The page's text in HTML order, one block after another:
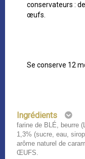
conservateurs :
œufs.
Se conserve 12
Ingrédients
farine de BLÉ, beurre
1,3% (sucre, eau,
arôme naturel de
ŒUFS.